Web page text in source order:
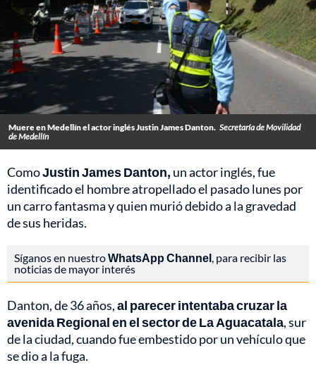
Muere en Medellín el actor inglés Justin James Danton. Secretaría de Movilidad
de Medellín
ComoJustin James Danton, un actor inglés, fue
identificado el hombre atropellado el pasado lunes por
un carro fantasma y quien murió debido a la gravedad
de sus heridas.
Síganos en nuestroWhatsApp Channel, para recibir las
noticias de mayor interés
Danton, de 36 años,al parecer intentaba cruzar la
avenida Regional en el sector de La Aguacatala, sur
de la ciudad, cuando fue embestido por un vehículo que
se dio a la fuga.